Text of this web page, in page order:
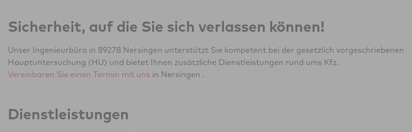
Sicherheit, auf die Sie sich verlassen können!
Unser Ingenieurbüro in 89278 Nersingen unterstützt Sie kompetent bei der gesetzlich vorgeschriebenen
Hauptuntersuchung (HU) und bietet Ihnen zusätzliche Dienstleistungen rund ums Kfz.
Vereinbaren Sie einen Termin mit uns in Nersingen .
Dienstleistungen